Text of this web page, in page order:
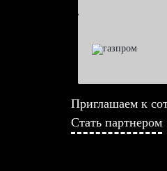
Приглашаем к
Стать партнером